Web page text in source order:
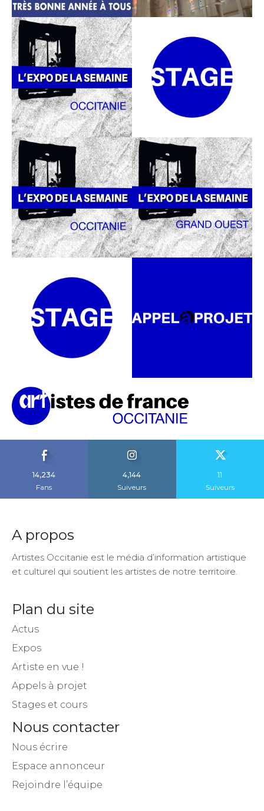
14,234
Fans
4,144
Suiveurs
11
Suiveurs
A propos
Artistes Occitanie est le média d’information artistique
et culturel qui soutient les artistes de notre territoire.
Plan du site
Actus
Expos
Artiste en vue !
Appels à projet
Stages et cours
Nous contacter
Nous écrire
Espace annonceur
Rejoindre l’équipe